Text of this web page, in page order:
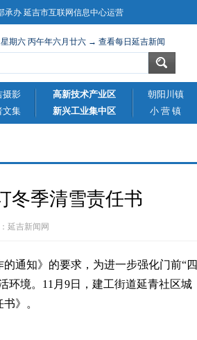
承办 延吉市互联网信息中心运营
星期六 丙午年六月廿六 → 查看每日延吉新闻
摄影 高新技术产业区 朝阳川镇
文集 新兴工业集中区 小 营 镇
冬季清雪责任书
延吉新闻网
通知》的要求，为进一步强化门前“四
环境。11月9日，建工街道延青社区城
》。